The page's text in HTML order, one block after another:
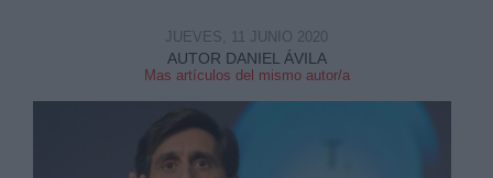
AUTOR DANIEL ÁVILA
Mas artículos del mismo autor/a
JUEVES, 11 JUNIO 2020